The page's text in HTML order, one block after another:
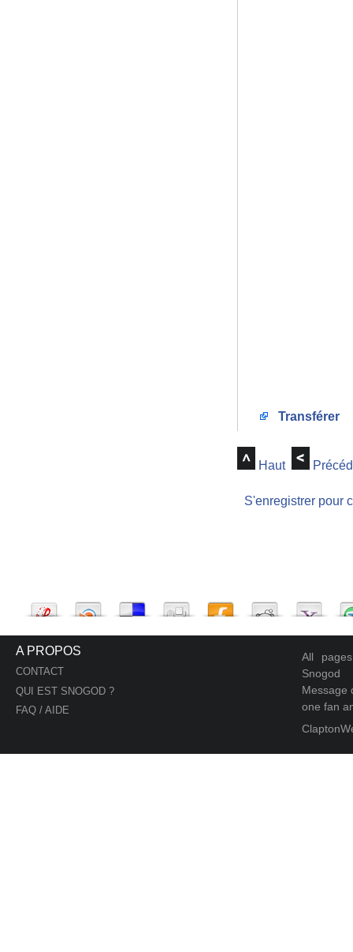
Transférer
Haut
S'enregistrer pour
A PROPOS
CONTACT
QUI EST SNOGOD ?
FAQ / AIDE
All
Snogod
Message
one fan